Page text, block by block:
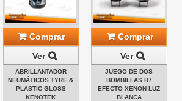
Comprar
Ver
ABRILLANTADOR
NEUMÁTICOS TYRE &
PLASTIC GLOSS
KENOTEK
Comprar
Ver
JUEGO DE DOS
BOMBILLAS H7
EFECTO XENON LUZ
BLANCA